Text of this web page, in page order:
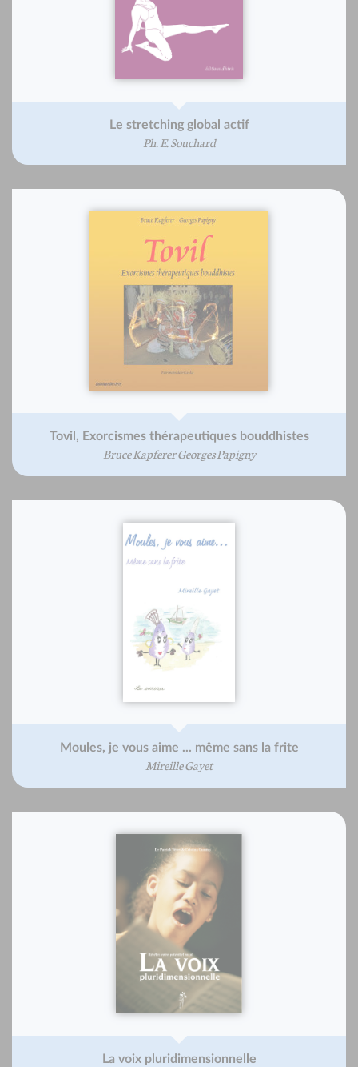
Le stretching global actif
Ph. E. Souchard
Tovil, Exorcismes thérapeutiques bouddhistes
Bruce Kapferer Georges Papigny
Moules, je vous aime ... même sans la frite
Mireille Gayet
La voix pluridimensionnelle